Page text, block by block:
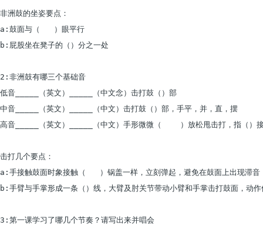
非洲鼓的坐姿要点：
a:鼓面与（   ）眼平行
b:屁股坐在凳子的（）分之一处
2:非洲鼓有哪三个基础音
低音_____（英文）_____（中文念）击打鼓（）部
中音_____（英文）_____（中文）击打鼓（）部，手平，并，直，摆
高音_____（英文）_____（中文）手形微微（    ）放松甩击打，指（）
击打几个要点：
a:手接触鼓面时象接触（   ）锅盖一样，立刻弹起，避免在鼓面上出现滞音
b:手臂与手掌形成一条（）线，大臂及肘关节带动小臂和手掌击打鼓面，动
3:第一课学习了哪几个节奏？请写出来并唱会